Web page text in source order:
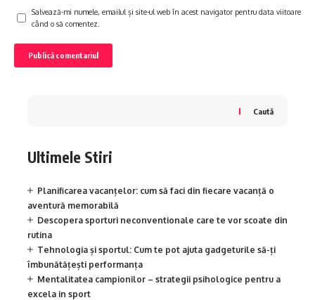
Salvează-mi numele, emailul și site-ul web în acest navigator pentru data viitoare
când o să comentez.
Caută
Ultimele Stiri
Planificarea vacanțelor: cum să faci din fiecare vacanță o
aventură memorabilă
Descopera sporturi neconventionale care te vor scoate din
rutina
Tehnologia și sportul: Cum te pot ajuta gadgeturile să-ți
îmbunătățești performanța
Mentalitatea campionilor – strategii psihologice pentru a
excela in sport